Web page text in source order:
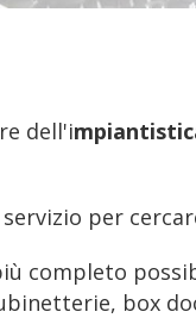
dell'i
per
completo
box